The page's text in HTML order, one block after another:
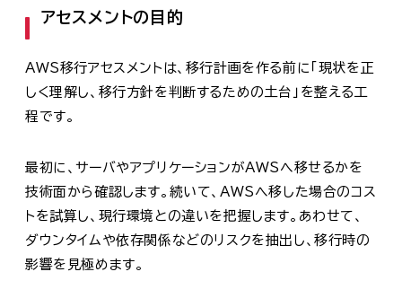
アセスメントの目的
AWS移行アセスメントは、移行計画を作る前に「現状を正
しく理解し、移行方針を判断するための土台」を整える工
程です。
最初に、サーバやアプリケーションがAWSへ移せるかを
技術面から確認します。続いて、AWSへ移した場合のコス
トを試算し、現行環境との違いを把握します。あわせて、
ダウンタイムや依存関係などのリスクを抽出し、移行時の
影響を見極めます。